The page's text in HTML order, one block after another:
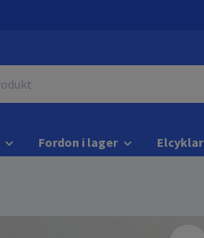
Fordon i lager Elcyklar